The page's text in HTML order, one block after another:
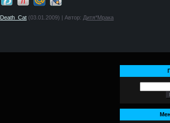
Death_Cat (03.01.2009) | Автор: Дитя*Мрака